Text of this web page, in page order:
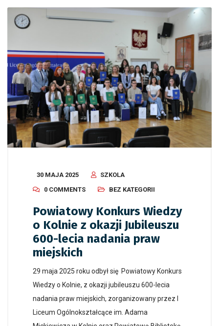
30 MAJA 2025
SZKOLA
0 COMMENTS
BEZ KATEGORII
Powiatowy Konkurs Wiedzy
o Kolnie z okazji Jubileuszu
600-lecia nadania praw
miejskich
29 maja 2025 roku odbył się Powiatowy Konkurs
Wiedzy o Kolnie, z okazji jubileuszu 600-lecia
nadania praw miejskich, zorganizowany przez I
Liceum Ogólnokształcące im. Adama